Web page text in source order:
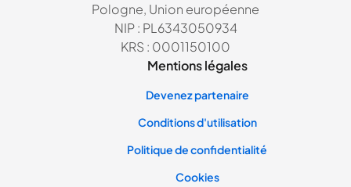
Pologne, Union européenne
NIP : PL6343050934
KRS : 0001150100
Mentions légales
Devenez partenaire
Conditions d'utilisation
Politique de confidentialité
Cookies